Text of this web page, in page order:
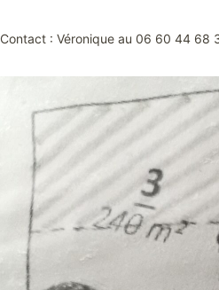
Contact : Véronique au 06 60 44 68